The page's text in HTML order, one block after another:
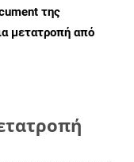
της
μετατροπή από